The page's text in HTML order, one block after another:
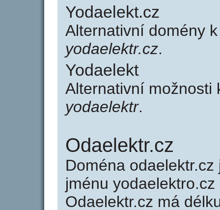
Yodaelekt.cz
Alternativní domény
yodaelektr.cz.
Yodaelekt
Alternativní možnosti
yodaelektr.
Odaelektr.cz
Doména
jménu
Odaelektr.cz má